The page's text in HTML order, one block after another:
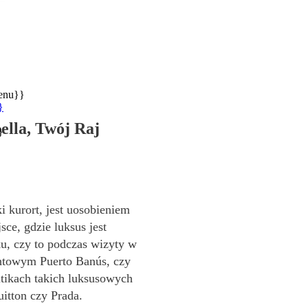
Twój Raj
kurort, jest uosobieniem
gdzie luksus jest
czy to podczas wizyty w
Puerto Banús, czy
takich luksusowych
czy Prada.